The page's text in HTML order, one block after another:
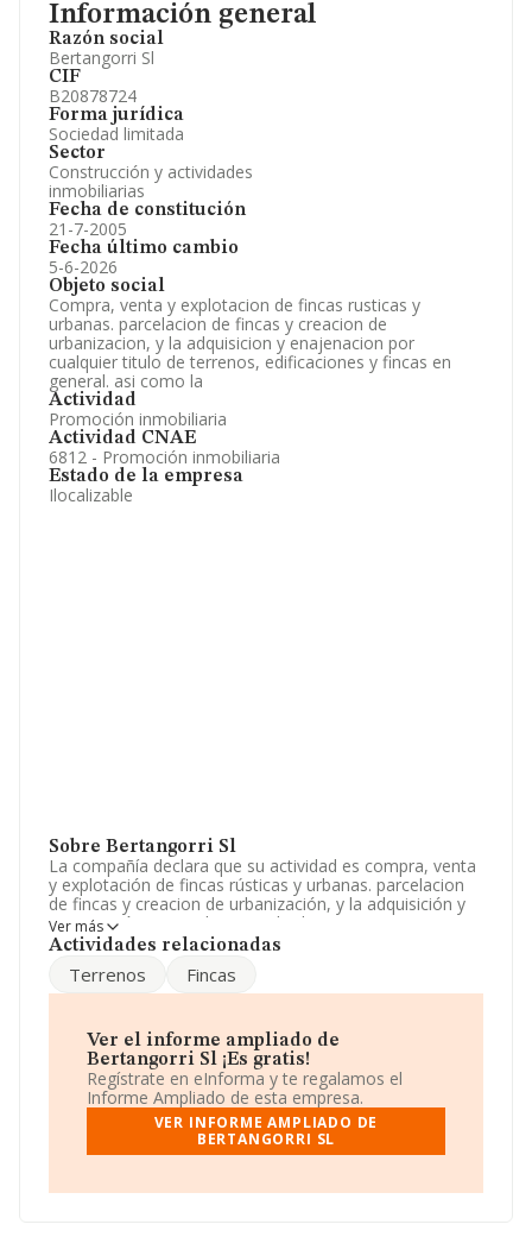
Información general
Razón social
Bertangorri Sl
CIF
B20878724
Forma jurídica
Sociedad limitada
Sector
Construcción y actividades
inmobiliarias
Fecha de constitución
21-7-2005
Fecha último cambio
5-6-2026
Objeto social
Compra, venta y explotacion de fincas rusticas y
urbanas. parcelacion de fincas y creacion de
urbanizacion, y la adquisicion y enajenacion por
cualquier titulo de terrenos, edificaciones y fincas en
general. asi como la
Actividad
Promoción inmobiliaria
Actividad CNAE
6812 - Promoción inmobiliaria
Estado de la empresa
Ilocalizable
Sobre Bertangorri Sl
La compañía declara que su actividad es compra, venta
y explotación de fincas rústicas y urbanas. parcelacion
de fincas y creacion de urbanización, y la adquisición y
enajenación por cualquier titulo de terrenos,
edificaciones y fincas en general. así como la. La
actividad de referencia CNAE corresponde a '%cnae%',
cuyo Código es 6812. No realiza actividad de
La empresa española Bertangorri S.L
B20878724, está situada en Calle Ramon Irizar núm. 2
00, (20560), en el municipio de Oñati, provincia de
Guipúzcoa, País Vasco.
En base a la información de la que dispone INFORMA
asciende a 29.817 millones de euros y se calcula un
Ver más
Actividades relacionadas
Terrenos Fincas
Ver el informe ampliado de
Bertangorri Sl ¡Es gratis!
Regístrate en eInforma y te regalamos el
Informe Ampliado de esta empresa.
VER INFORME AMPLIADO DE
BERTANGORRI SL